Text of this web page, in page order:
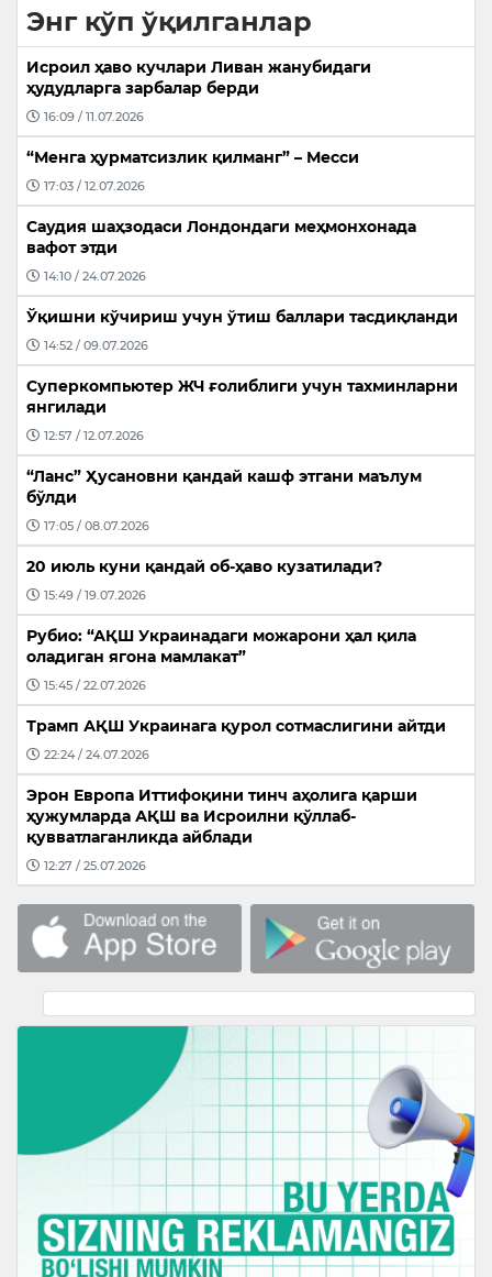
Энг кўп ўқилганлар
Исроил ҳаво кучлари Ливан жанубидаги
ҳудудларга зарбалар берди
16:09 / 11.07.2026
“Менга ҳурматсизлик қилманг” – Месси
17:03 / 12.07.2026
Саудия шаҳзодаси Лондондаги меҳмонхонада
вафот этди
14:10 / 24.07.2026
Ўқишни кўчириш учун ўтиш баллари тасдиқланди
14:52 / 09.07.2026
Суперкомпьютер ЖЧ ғолиблиги учун тахминларни
янгилади
12:57 / 12.07.2026
“Ланс” Ҳусановни қандай кашф этгани маълум
бўлди
17:05 / 08.07.2026
20 июль куни қандай об-ҳаво кузатилади?
15:49 / 19.07.2026
Рубио: “АҚШ Украинадаги можарони ҳал қила
оладиган ягона мамлакат”
15:45 / 22.07.2026
Трамп АҚШ Украинага қурол сотмаслигини айтди
22:24 / 24.07.2026
Эрон Европа Иттифоқини тинч аҳолига қарши
ҳужумларда АҚШ ва Исроилни қўллаб-
қувватлаганликда айблади
12:27 / 25.07.2026